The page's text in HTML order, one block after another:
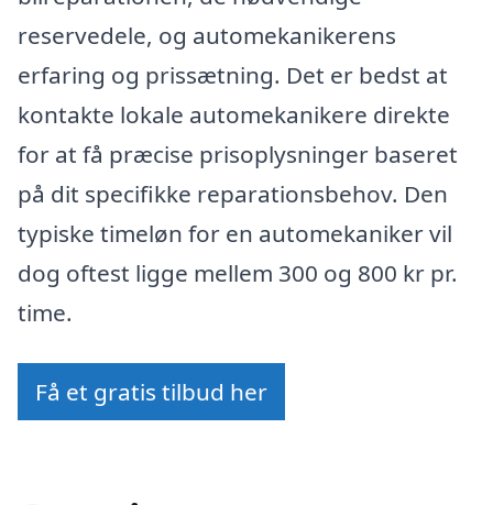
reservedele, og automekanikerens
erfaring og prissætning. Det er bedst at
kontakte lokale automekanikere direkte
for at få præcise prisoplysninger baseret
på dit specifikke reparationsbehov. Den
typiske timeløn for en automekaniker vil
dog oftest ligge mellem 300 og 800 kr pr.
time.
Få et gratis tilbud her